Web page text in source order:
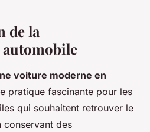
de la
voiture moderne en
pratique fascinante pour les
qui souhaitent retrouver le
conservant des